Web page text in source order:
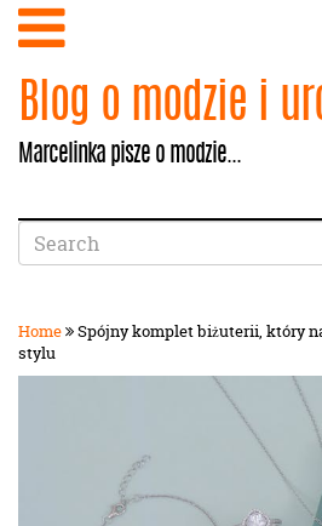
Blog o modzie i
Marcelinka pisze o modzie...
Home
Spójny komplet biżuterii, który
stylu